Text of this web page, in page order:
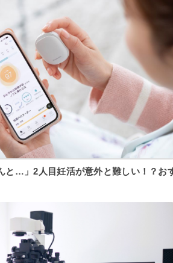
と…」2人目妊活が意外と難しい！？お